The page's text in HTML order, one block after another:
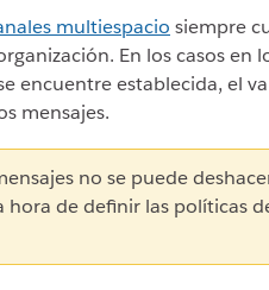
multiespacio siempre
En los casos en
encuentre establecida, el
mensajes.
no se puede
de definir las políticas